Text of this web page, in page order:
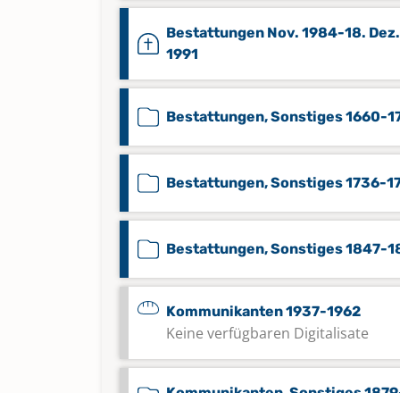
Bestattungen Nov. 1984-18. Dez.
1991
Bestattungen, Sonstiges 1660-
Bestattungen, Sonstiges 1736-
Bestattungen, Sonstiges 1847-
Kommunikanten 1937-1962
Keine verfügbaren Digitalisate